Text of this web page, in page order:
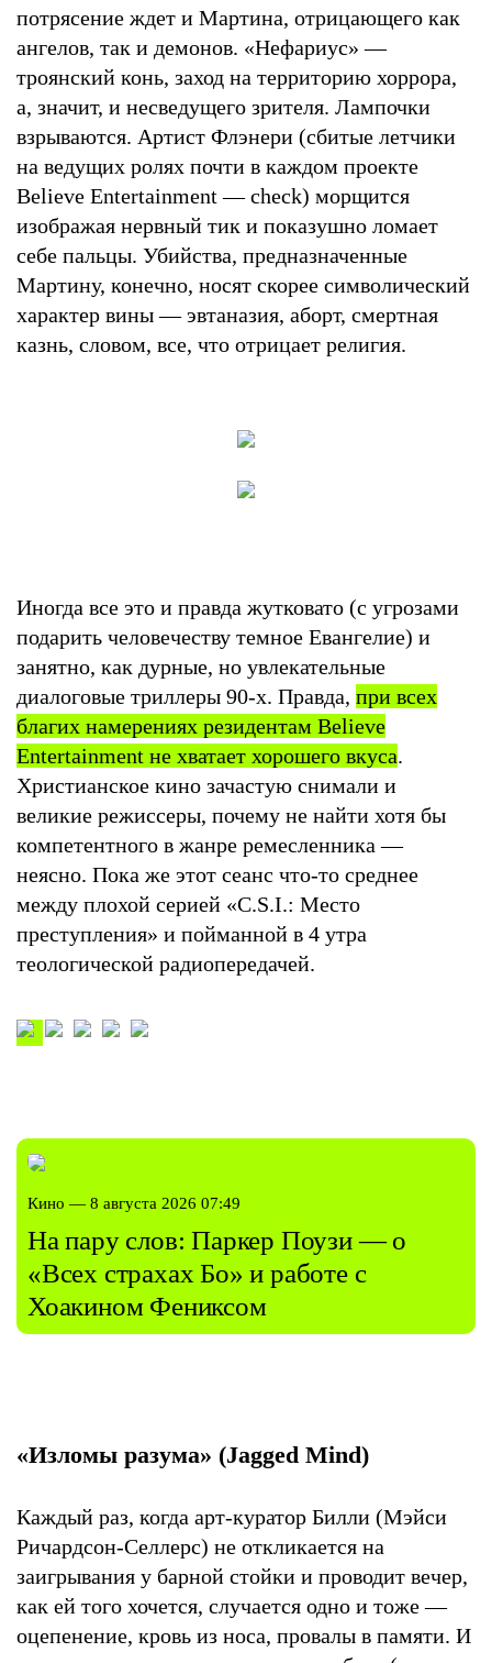
потрясение ждет и Мартина, отрицающего как
ангелов, так и демонов. «Нефариус» —
троянский конь, заход на территорию хоррора,
а, значит, и несведущего зрителя. Лампочки
взрываются. Артист Флэнери (сбитые летчики
на ведущих ролях почти в каждом проекте
Believe Entertainment — check) морщится
изображая нервный тик и показушно ломает
себе пальцы. Убийства, предназначенные
Мартину, конечно, носят скорее символический
характер вины — эвтаназия, аборт, смертная
казнь, словом, все, что отрицает религия.
Иногда все это и правда жутковато (с угрозами
подарить человечеству темное Евангелие) и
занятно, как дурные, но увлекательные
диалоговые триллеры 90-х. Правда, при всех
благих намерениях резидентам Believe
Entertainment не хватает хорошего вкуса.
Христианское кино зачастую снимали и
великие режиссеры, почему не найти хотя бы
компетентного в жанре ремесленника —
неясно. Пока же этот сеанс что-то среднее
между плохой серией «C.S.I.: Место
преступления» и пойманной в 4 утра
теологической радиопередачей.
Кино — 8 августа 2026 07:49
На пару слов: Паркер Поузи — о
«Всех страхах Бо» и работе с
Хоакином Фениксом
«Изломы разума» (Jagged Mind)
Каждый раз, когда арт-куратор Билли (Мэйси
Ричардсон-Селлерс) не откликается на
заигрывания у барной стойки и проводит вечер,
как ей того хочется, случается одно и тоже —
оцепенение, кровь из носа, провалы в памяти. И